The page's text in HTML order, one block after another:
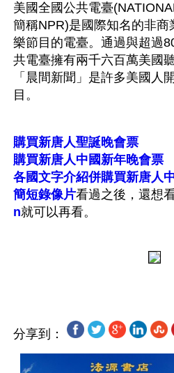
美國全國公共電臺
簡稱NPR)是國際知名的非
樂節目的電臺。通過與超過
共電臺擁有兩千六百萬美國
「晨間新聞」是許多美國人
目。
購買新唐人聖誕晚會票
購買新唐人中國新年晚會票
各國文字介紹併購買新唐人
簡短錄像片看過之後，還想
n就可以再看。
分享到：